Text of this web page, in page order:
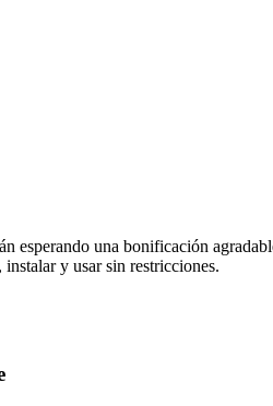
esperando una bonificación
y usar sin restricciones.